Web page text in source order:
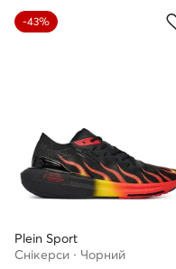
-43%
Plein Sport
Снікерcи · Чорний